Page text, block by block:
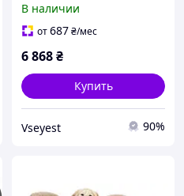
В наличии
от687₴/мес
6 868₴
Купить
Vseyest 90%